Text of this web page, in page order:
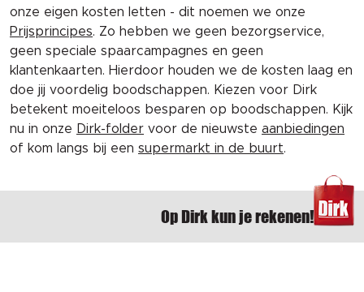
onze eigen kosten letten - dit noemen we onze
Prijsprincipes. Zo hebben we geen bezorgservice,
geen speciale spaarcampagnes en geen
klantenkaarten. Hierdoor houden we de kosten laag en
doe jij voordelig boodschappen. Kiezen voor Dirk
betekent moeiteloos besparen op boodschappen. Kijk
nu in onze Dirk-folder voor de nieuwste aanbiedingen
of kom langs bij een supermarkt in de buurt.
Op Dirk kun je rekenen!